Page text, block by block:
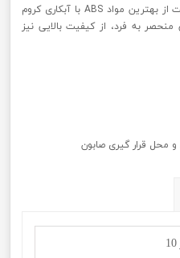
جاصابونی یا همان جای صابون سکنا پلاست از بهترین مواد ABS با آبکاری کروم
به فرد، از کیفیت بالایی نیز
محل قرار گیری صابون